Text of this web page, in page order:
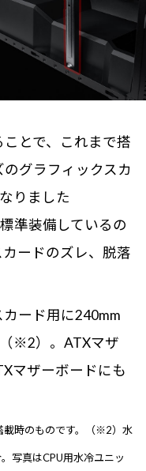
とで、これまで搭
グラフィックスカ
りました
準装備しているの
ードのズレ、脱落
ード用に240mm
※2）。ATXマザ
マザーボードにも
載時のものです。（※2）水
写真はCPU用水冷ユニッ